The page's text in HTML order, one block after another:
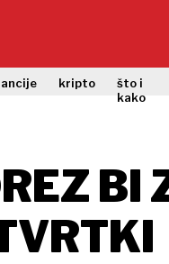
kripto
što i
kako
BI